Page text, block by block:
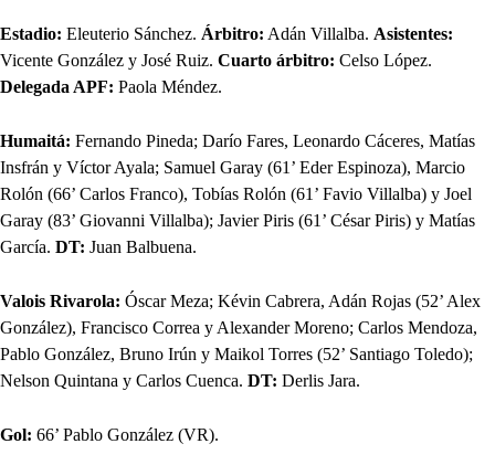
Estadio: Eleuterio Sánchez. Árbitro: Adán Villalba. Asistentes:
Vicente González y José Ruiz. Cuarto árbitro: Celso López.
Delegada APF: Paola Méndez.
Humaitá: Fernando Pineda; Darío Fares, Leonardo Cáceres, Matías
Insfrán y Víctor Ayala; Samuel Garay (61’ Eder Espinoza), Marcio
Rolón (66’ Carlos Franco), Tobías Rolón (61’ Favio Villalba) y Joel
Garay (83’ Giovanni Villalba); Javier Piris (61’ César Piris) y Matías
García. DT: Juan Balbuena.
Valois Rivarola: Óscar Meza; Kévin Cabrera, Adán Rojas (52’ Alex
González), Francisco Correa y Alexander Moreno; Carlos Mendoza,
Pablo González, Bruno Irún y Maikol Torres (52’ Santiago Toledo);
Nelson Quintana y Carlos Cuenca. DT: Derlis Jara.
Gol: 66’ Pablo González (VR).